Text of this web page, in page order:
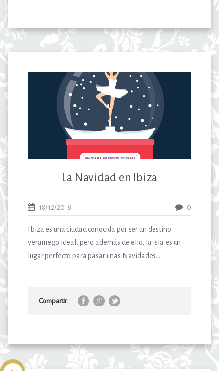
La Navidad en Ibiza
18/12/2018 0
Ibiza es una ciudad conocida por ser un destino
veraniego ideal, pero además de ello, la isla es un
lugar perfecto para pasar unas Navidades...
Compartir: